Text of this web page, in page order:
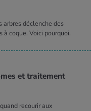
arbres déclenche des
coque. Voici pourquoi.
et trai­te­ment
recourir aux